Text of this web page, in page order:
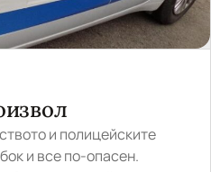
и полицейските
и все по-опасен.